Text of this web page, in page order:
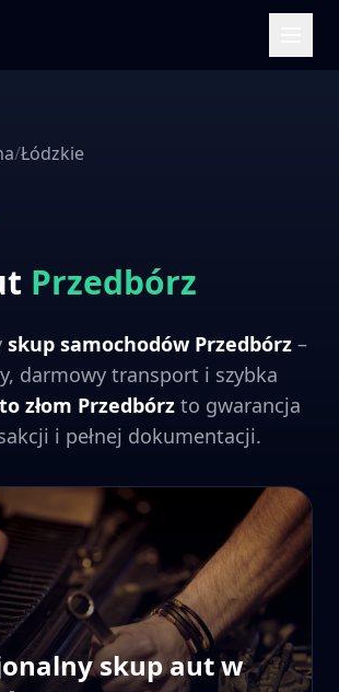
/Łódzkie
Przedbórz
skup samochodów Przedbórz –
darmowy transport i szybka
złom Przedbórz to gwarancja
i pełnej dokumentacji.
skup aut w